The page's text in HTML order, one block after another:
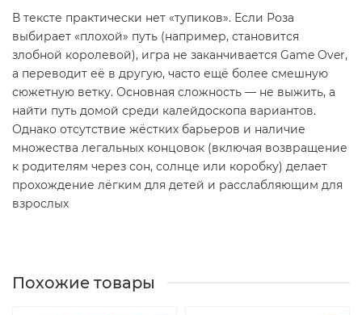
В тексте практически нет «тупиков». Если Роза
выбирает «плохой» путь (например, становится
злобной королевой), игра не заканчивается Game Over,
а переводит её в другую, часто ещё более смешную
сюжетную ветку. Основная сложность — не выжить, а
найти путь домой среди калейдоскопа вариантов.
Однако отсутствие жёстких барьеров и наличие
множества легальных концовок (включая возвращение
к родителям через сон, солнце или коробку) делает
прохождение лёгким для детей и расслабляющим для
взрослых
Похожие товары